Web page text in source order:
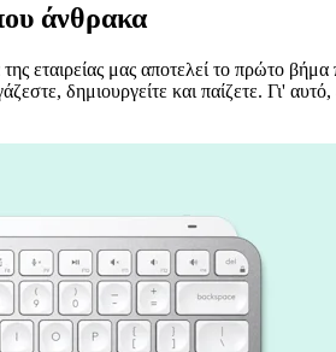
άνθρακα
εταιρείας μας αποτελεί το πρώτο
δημιουργείτε και παίζετε. Γι'